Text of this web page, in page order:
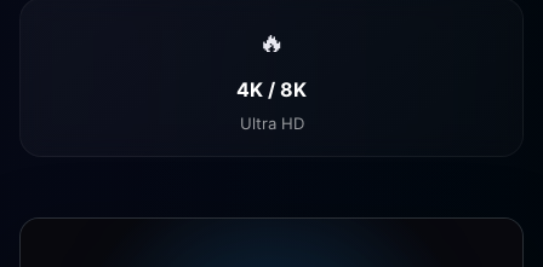
🔥
4K / 8K
Ultra HD